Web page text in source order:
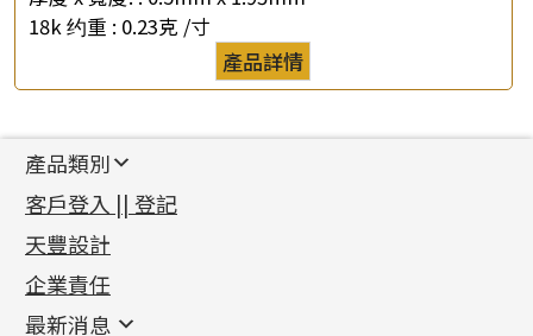
18k 约重 : 0.23克 /寸
產品詳情
產品類別
新產品
足金系列
足金配件
機織鏈系列
珠仔鏈
镶口链
首飾配件
耳環類配件
鑲口類
客戶登入 || 登記
天豐設計
企業責任
最新消息